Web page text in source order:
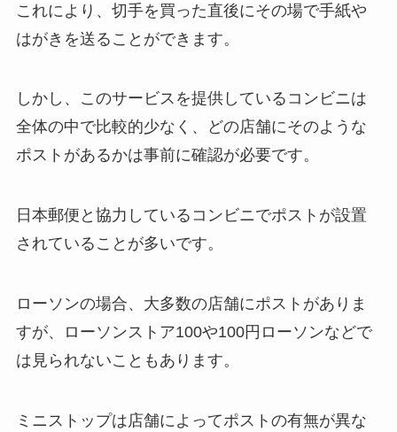
これにより、切手を買った直後にその場で手紙や
はがきを送ることができます。
しかし、このサービスを提供しているコンビニは
全体の中で比較的少なく、どの店舗にそのような
ポストがあるかは事前に確認が必要です。
日本郵便と協力しているコンビニでポストが設置
されていることが多いです。
ローソンの場合、大多数の店舗にポストがありま
すが、ローソンストア100や100円ローソンなどで
は見られないこともあります。
ミニストップは店舗によってポストの有無が異な